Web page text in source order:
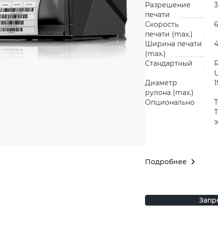
Разрешение
печати
Скорость
печати (max.)
Ширина печати
(max.)
Стандартный
Диаметр
рулона (max.)
Опционально
Подробнее